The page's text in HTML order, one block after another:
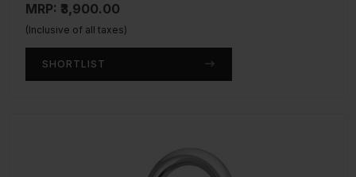
MRP: ₹3,900.00
(Inclusive of all taxes)
SHORTLIST